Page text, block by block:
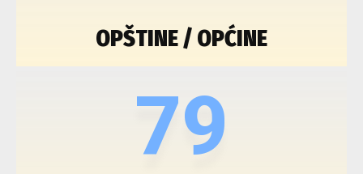
OPŠTINE / OPĆINE
79